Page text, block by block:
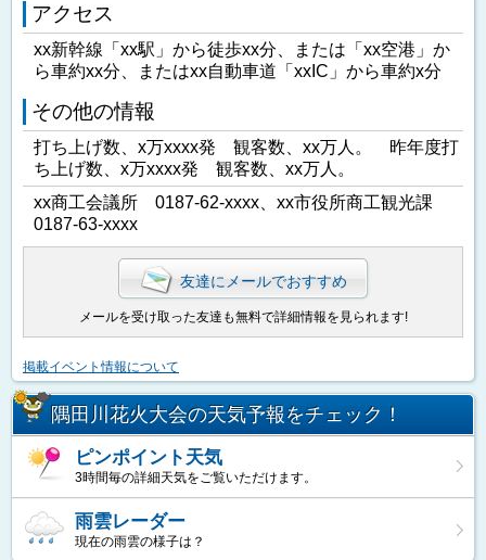
アクセス
xx新幹線「xx駅」から徒歩xx分、または「xx空港」か
ら車約xx分、またはxx自動車道「xxIC」から車約x分
その他の情報
打ち上げ数、x万xxxx発 観客数、xx万人。 昨年度打
ち上げ数、x万xxxx発 観客数、xx万人。
xx商工会議所 0187-62-xxxx、xx市役所商工観光課
0187-63-xxxx
友達にメールでおすすめ
メールを受け取った友達も無料で詳細情報を見られます!
掲載イベント情報について
隅田川花火大会の天気予報をチェック！
ピンポイント天気
3時間毎の詳細天気をご覧いただけます。
雨雲レーダー
現在の雨雲の様子は？